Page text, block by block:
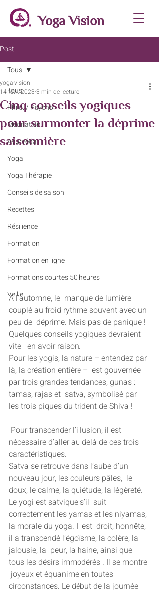
Yoga Vision
Post
Tous
Philo. / Psycho.
Méditation
Ayurvéda
Yoga
Yoga Thérapie
Conseils de saison
Recettes
Résilience
Formation
Formation en ligne
Formations courtes 50 heures
Veille
Tous
Cinq conseils yogiques
pour surmonter la déprime
saisonnière
yoga-vision
14 févr. 2023 3 min de lecture
A l’automne, le  manque de lumière
couplé au froid rythme souvent avec un
peu de  déprime. Mais pas de panique !
Quelques conseils yogiques devraient
vite   en avoir raison.
Pour les yogis, la nature – entendez par
là, la création entière –  est gouvernée
par trois grandes tendances, gunas :
tamas, rajas et  satva, symbolisé par
les trois piques du trident de Shiva !
nécessaire d’aller au delà de ces trois
caractéristiques.
Satva se retrouve dans l’aube d’un
nouveau jour, les couleurs pâles,  le
doux, le calme, la quiétude, la légèreté.
Le yogi est satvique s’il  suit
correctement les yamas et les niyamas,
la morale du yoga. Il est  droit, honnête,
il a transcendé l’égoïsme, la colère, la
jalousie, la  peur, la haine, ainsi que
tous les désirs immodérés . Il se montre
joyeux et équanime en toutes
circonstances. Le début de la journée